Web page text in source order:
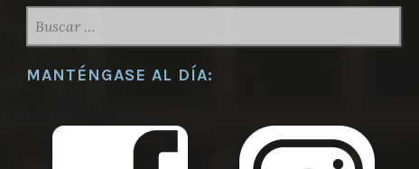
producto
MANTÉNGASE AL DÍA: